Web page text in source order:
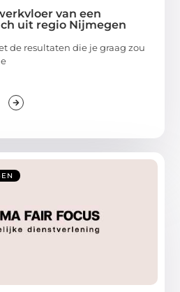
van een
uit regio Nijmegen
de resultaten die je graag zou